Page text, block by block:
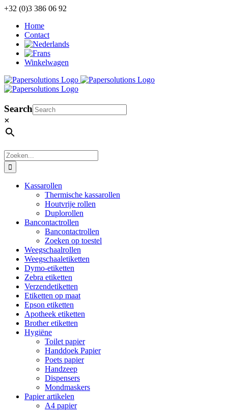
Ga
inhoud
+32 (0)3 386 06 92
Home
Contact
Winkelwagen
Search
×
Zoeken
naar:
Kassarollen
Thermische kassarollen
Houtvrije rollen
Duplorollen
Bancontactrollen
Bancontactrollen
Zoeken op toestel
Weegschaalrollen
Weegschaaletiketten
Dymo-etiketten
Zebra etiketten
Verzendetiketten
Etiketten op maat
Epson etiketten
Apotheek etiketten
Brother etiketten
Hygiëne
Toilet papier
Handdoek Papier
Poets papier
Handzeep
Dispensers
Mondmaskers
Papier artikelen
A4 papier